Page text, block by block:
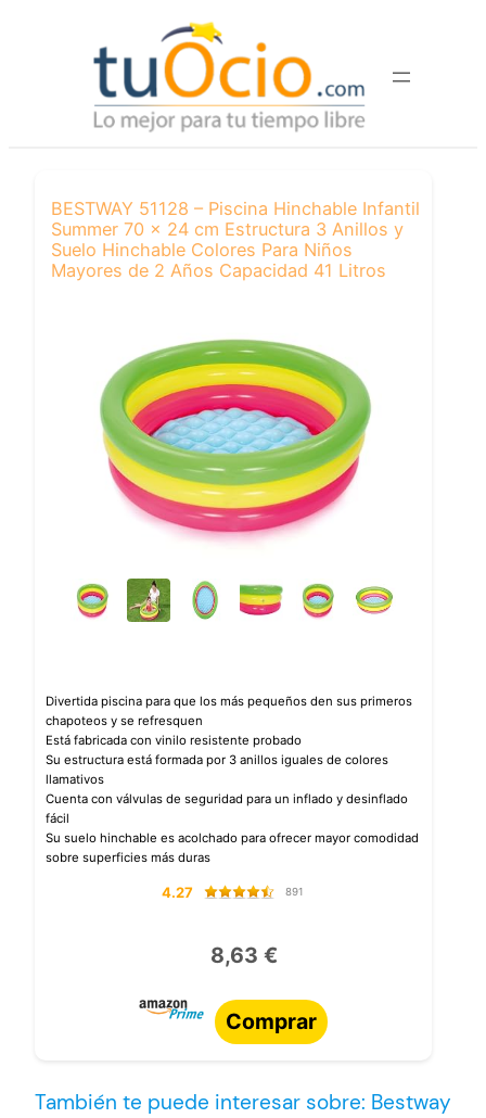
BESTWAY 51128 – Piscina Hinchable Infantil
Summer 70 x 24 cm Estructura 3 Anillos y
Suelo Hinchable Colores Para Niños
Mayores de 2 Años Capacidad 41 Litros
Divertida piscina para que los más pequeños den sus primeros
chapoteos y se refresquen
Está fabricada con vinilo resistente probado
Su estructura está formada por 3 anillos iguales de colores
llamativos
Cuenta con válvulas de seguridad para un inflado y desinflado
fácil
Su suelo hinchable es acolchado para ofrecer mayor comodidad
sobre superficies más duras
4.27 891
8,63 €
Comprar
También te puede interesar sobre: Bestway